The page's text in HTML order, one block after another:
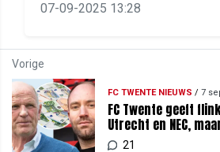
07-09-2025 13:28
Vorige
FC TWENTE NIEUWS / 7
FC Twente geeft
Utrecht en NEC,
van Nederland
21